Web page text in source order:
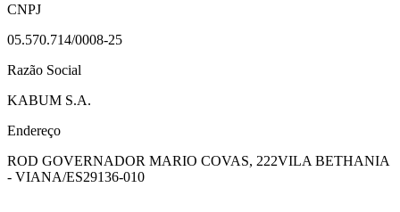
CNPJ
05.570.714/0008-25
Razão Social
KABUM S.A.
Endereço
ROD GOVERNADOR MARIO COVAS, 222VILA BETHANIA
- VIANA/ES29136-010